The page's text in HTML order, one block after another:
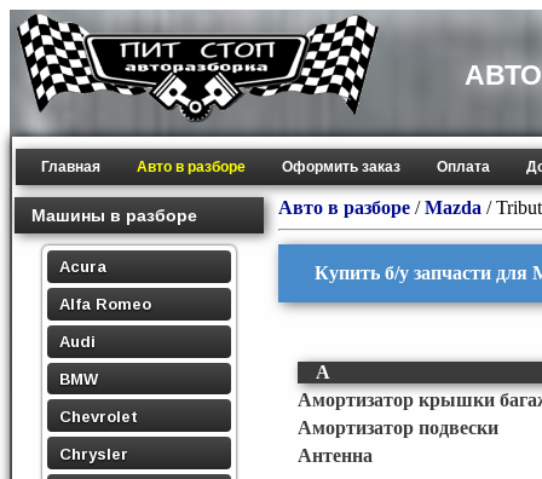
Главная Авто в разборе Оформить заказ Оплата
Машины в разборе
Acura
Alfa Romeo
Audi
BMW
Chevrolet
Chrysler
Авто в разборе /Mazda /
Купить б/у запчасти для
А
Амортизатор крышки
Амортизатор подвески
Антенна